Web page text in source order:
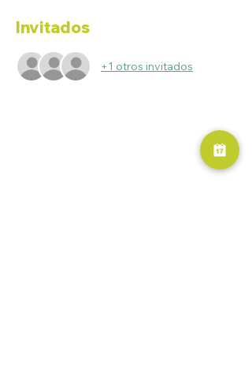
Invitados
+1 otros invitados